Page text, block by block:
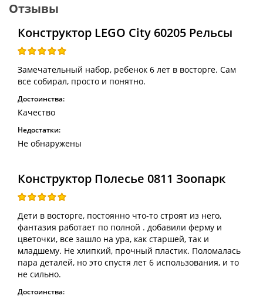
Отзывы
Конструктор LEGO City 60205 Рельсы
Замечательный набор, ребенок 6 лет в восторге. Сам
все собирал, просто и понятно.
Достоинства:
Качество
Недостатки:
Не обнаружены
Конструктор Полесье 0811 Зоопарк
Дети в восторге, постоянно что-то строят из него,
фантазия работает по полной . добавили ферму и
цветочки, все зашло на ура, как старшей, так и
младшему. Не хлипкий, прочный пластик. Поломалась
пара деталей, но это спустя лет 6 использования, и то
не сильно.
Достоинства: